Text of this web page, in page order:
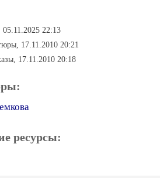
22:13
17.11.2010 20:21
17.11.2010 20:18
ресурсы: